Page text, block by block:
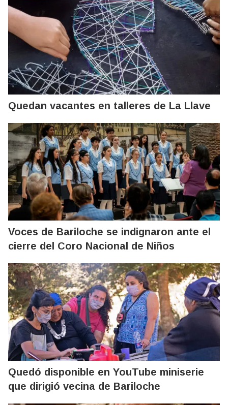
Quedan vacantes en talleres de La Llave
Voces de Bariloche se indignaron ante el
cierre del Coro Nacional de Niños
Quedó disponible en YouTube miniserie
que dirigió vecina de Bariloche